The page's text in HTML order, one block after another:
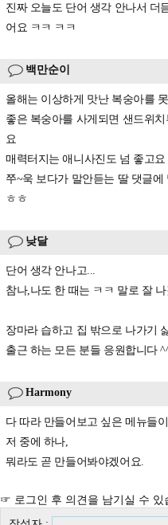
진짜 오늘도 단어 생각 안나서 더
어요 ㅋㅋ ㅋㅋ
백만순이
올해는 이상하게 맛난 복숭아를
좋은 복숭아를 사게되면 샌드위
요
매력터지는 애니사진도 넘 좋고요
쭈~욱 보다가 말안듣는 딸 댓글
ㅎㅎ
낮달
단어 생각 안나고...
참나,나도 한 때는 ㅋㅋ 말로 잘
장마라 습하고 집 밖으로 나가기
출근 하는 모든 분들 응원합니다
Harmony
다 따라 만들어보고 싶은 메뉴들이
저 중에 하나,
뭐라도 곧 만들어봐야겠어요.
☞ 로그인 후 의견을 남기실 수 있